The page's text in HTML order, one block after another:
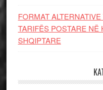
FORMAT
TARIFËS POSTARE NË
SHQIPTARE